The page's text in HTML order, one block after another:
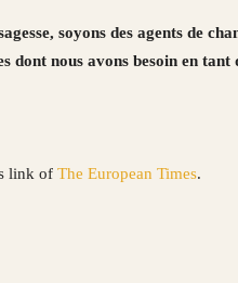
soyons des agents de
dont nous avons besoin en
link of The European Times.